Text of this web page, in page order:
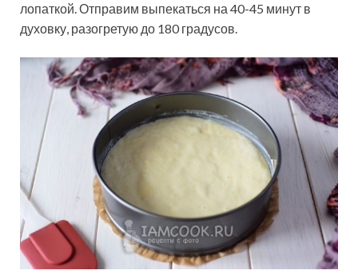
лопаткой. Отправим выпекаться на 40-45 минут в
духовку, разогретую до 180 градусов.